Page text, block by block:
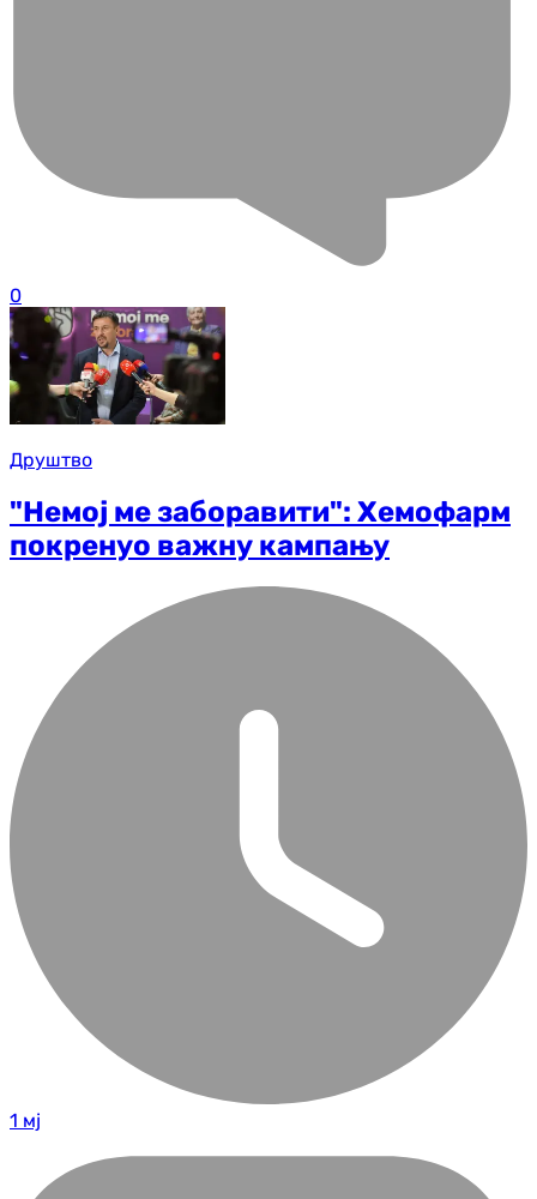
0
Друштво
"Немој ме заборавити": Хемофарм
покренуо важну кампању
1 мј